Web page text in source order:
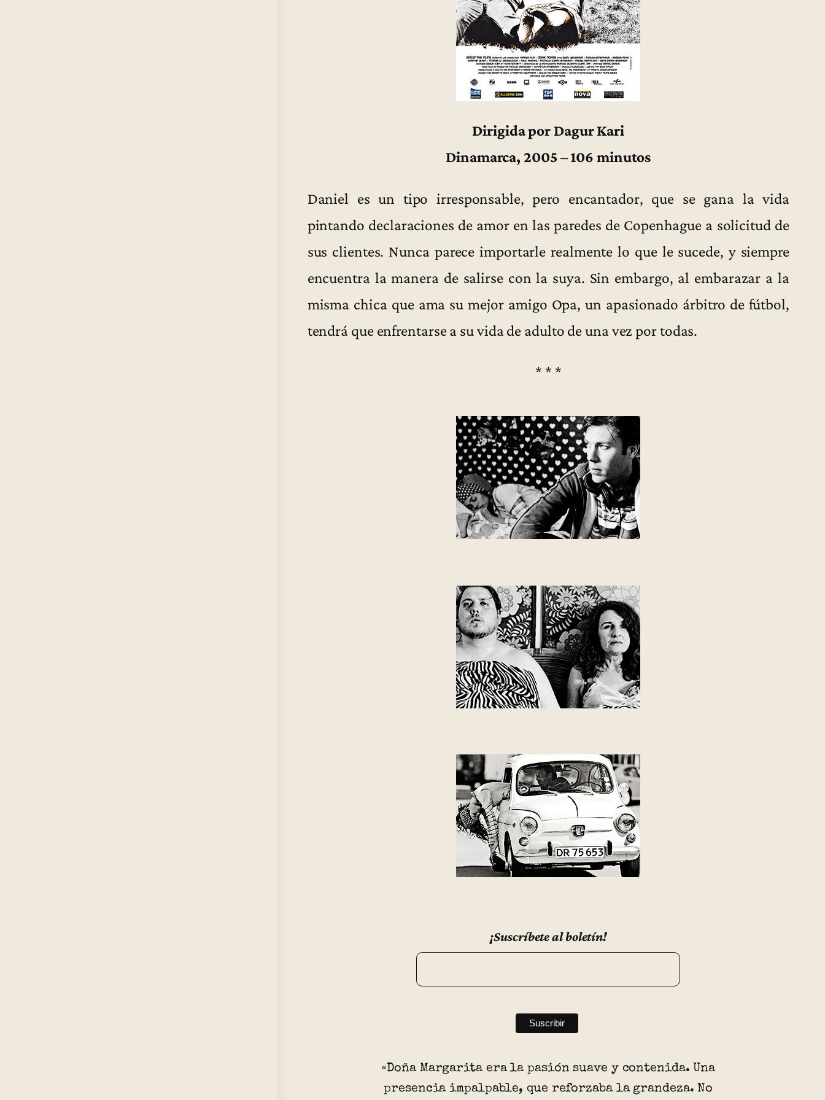
Dirigida por Dagur Kari
Dinamarca, 2005 – 106 minutos
Daniel es un tipo irresponsable, pero encantador, que se gana la vida
pintando declaraciones de amor en las paredes de Copenhague a solicitud de
sus clientes. Nunca parece importarle realmente lo que le sucede, y siempre
encuentra la manera de salirse con la suya. Sin embargo, al embarazar a la
misma chica que ama su mejor amigo Opa, un apasionado árbitro de fútbol,
tendrá que enfrentarse a su vida de adulto de una vez por todas.
* * *
¡Suscríbete al boletín!
«Doña Margarita era la pasión suave y contenida. Una
presencia impalpable, que reforzaba la grandeza. No